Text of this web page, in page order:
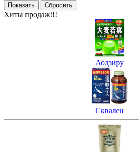
Хиты продаж!!!
Аодзиру
Сквален